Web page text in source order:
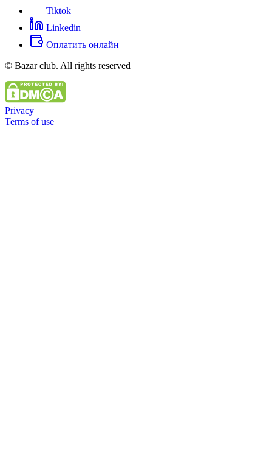
Tiktok
Linkedin
Оплатить онлайн
© Bazar club. All rights reserved
Privacy
Terms of use